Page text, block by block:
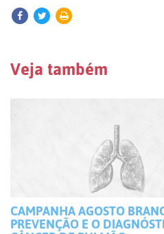
Veja também
CAMPANHA AGOSTO
PREVENÇÃO E O